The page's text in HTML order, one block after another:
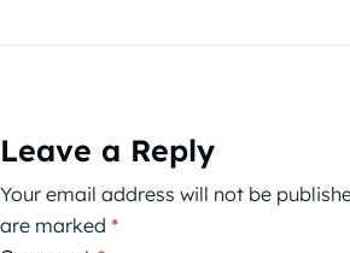
Leave a Reply
Your email address will not be
are marked *